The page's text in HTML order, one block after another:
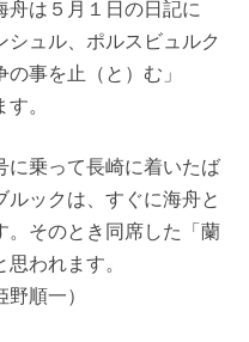
舟は５月１日の日記に
シュル、ポルスビュルク
事を止（と）む」
。
に乗って長崎に着いたば
ックは、すぐに海舟と
。そのとき同席した「蘭
われます。
順一）